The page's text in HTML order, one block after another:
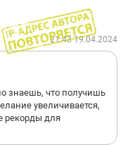
21:43 19.04.2024
знаешь, что получишь
увеличивается,
рекорды для